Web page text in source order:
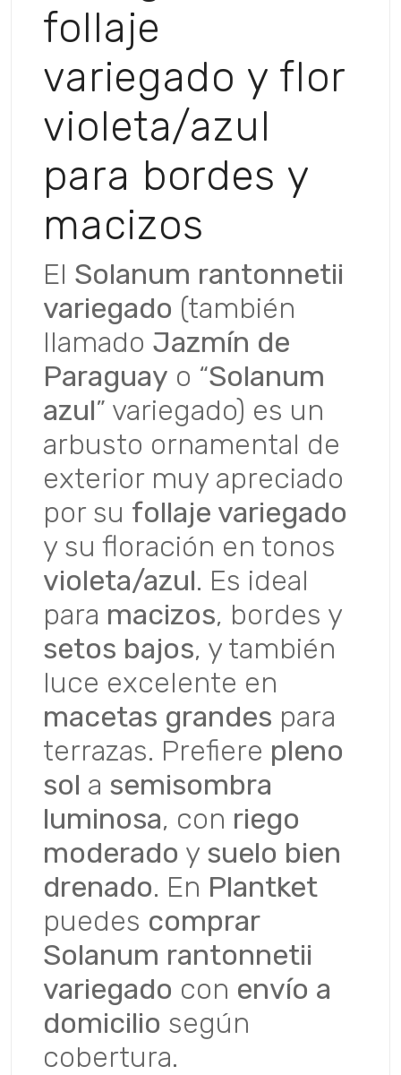
follaje
variegado y flor
violeta/azul
para bordes y
macizos
El Solanum rantonnetii
variegado (también
llamado Jazmín de
Paraguay o “Solanum
azul” variegado) es un
arbusto ornamental de
exterior muy apreciado
por su follaje variegado
y su floración en tonos
violeta/azul. Es ideal
para macizos, bordes y
setos bajos, y también
luce excelente en
macetas grandes para
terrazas. Prefiere pleno
sol a semisombra
luminosa, con riego
moderado y suelo bien
drenado. En Plantket
puedes comprar
Solanum rantonnetii
variegado con envío a
domicilio según
cobertura.